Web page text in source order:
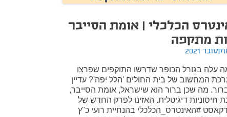
הכלכלי | אומת הסייבר
מתקפה
עלה בגורל הכופר שדרשו התוקפים שפרצו
המחשוב של בית החולים 'הלל יפה'? עדיין
מה שכן ברור הוא שישראל, אומת הסייבר,
חיסוניות דיגיטלית. האזינו לפרק החדש של
#האינטרס_הכלכלי בהנחיית רועי כ"ץ